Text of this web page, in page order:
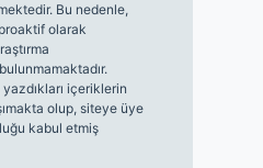
Bu nedenle,
olarak
içeriklerin
olup, siteye üye
kabul etmiş